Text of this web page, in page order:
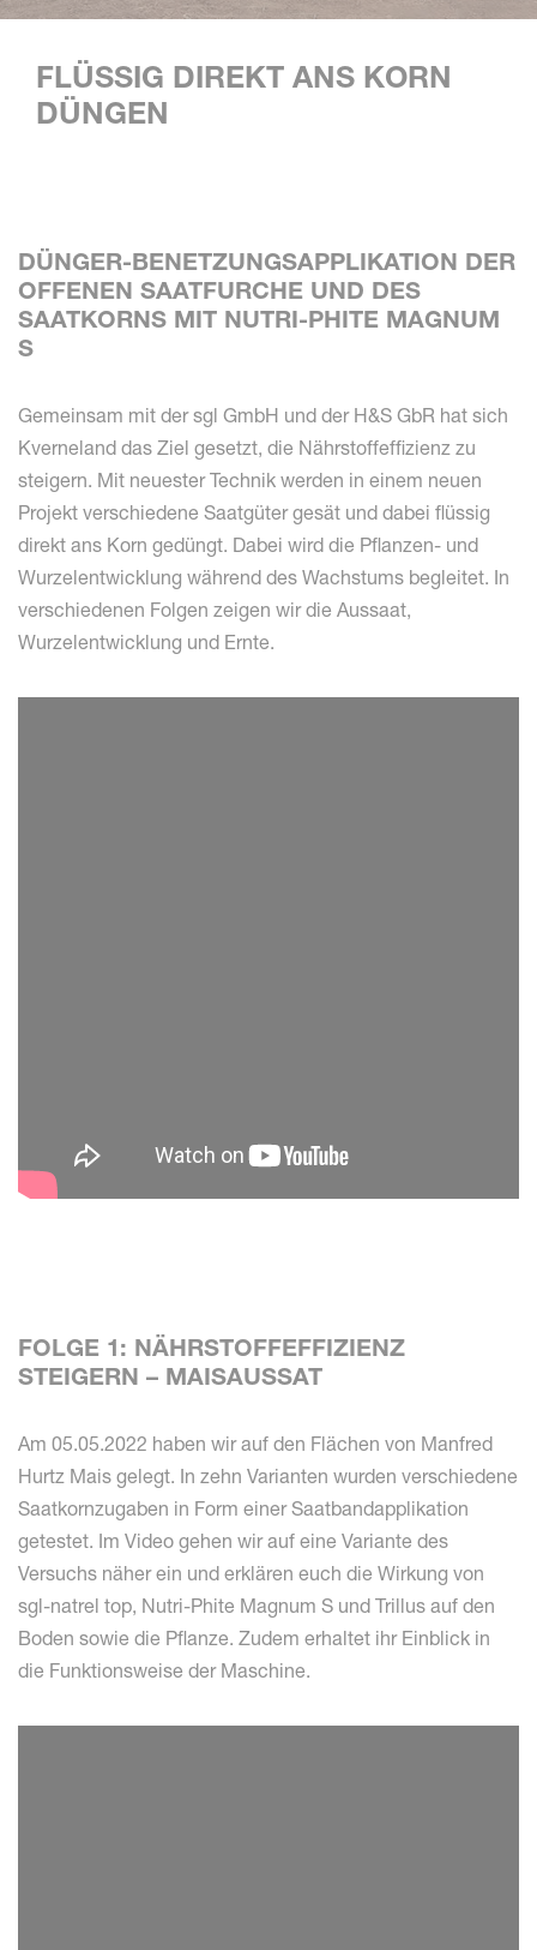
FLÜSSIG DIREKT ANS KORN
DÜNGEN
DÜNGER-BENETZUNGSAPPLIKATION DER
OFFENEN SAATFURCHE UND DES
SAATKORNS MIT NUTRI-PHITE MAGNUM
S
Gemeinsam mit der sgl GmbH und der H&S GbR hat sich
Kverneland das Ziel gesetzt, die Nährstoffeffizienz zu
steigern. Mit neuester Technik werden in einem neuen
Projekt verschiedene Saatgüter gesät und dabei flüssig
direkt ans Korn gedüngt. Dabei wird die Pflanzen- und
Wurzelentwicklung während des Wachstums begleitet. In
verschiedenen Folgen zeigen wir die Aussaat,
Wurzelentwicklung und Ernte.
FOLGE 1: NÄHRSTOFFEFFIZIENZ
STEIGERN – MAISAUSSAT
Am 05.05.2022 haben wir auf den Flächen von Manfred
Hurtz Mais gelegt. In zehn Varianten wurden verschiedene
Saatkornzugaben in Form einer Saatbandapplikation
getestet. Im Video gehen wir auf eine Variante des
Versuchs näher ein und erklären euch die Wirkung von
sgl-natrel top, Nutri-Phite Magnum S und Trillus auf den
Boden sowie die Pflanze. Zudem erhaltet ihr Einblick in
die Funktionsweise der Maschine.